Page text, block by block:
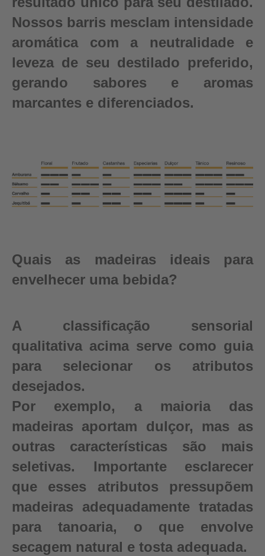
Nossos barris mesclam intensidade
aromática com a neutralidade e
leveza de seu destilado preferido,
gerando sabores e aromas
marcantes e diferenciados.
Quais as madeiras ideais para
envelhecer uma bebida?
A classificação sensorial
qualitativa acima serve como guia
para selecionar os atributos
desejados.
Por exemplo, a maioria das
madeiras aportam dulçor, mas as
outras características são mais
seletivas. Importante esclarecer
que esses atributos pressupõem
madeiras adequadamente tratadas
para tanoaria, o que envolve
secagem natural e tosta adequada.